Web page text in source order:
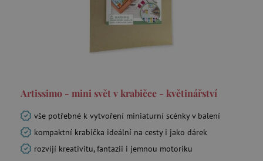
Artissimo - mini svět v krabičce - květinářství
vše potřebné k vytvoření miniaturní scénky v balení
kompaktní krabička ideální na cesty i jako dárek
rozvíjí kreativitu, fantazii i jemnou motoriku